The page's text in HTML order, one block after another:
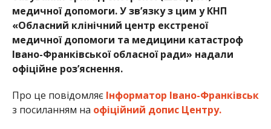
медичної допомоги. У зв’язку з цим у КНП
«Обласний клінічний центр екстреної
медичної допомоги та медицини катастроф
Івано-Франківської обласної ради» надали
офіційне роз’яснення.
Про це повідомляє Інформатор Івано-Франківськ
з посиланням на офіційний допис Центру.